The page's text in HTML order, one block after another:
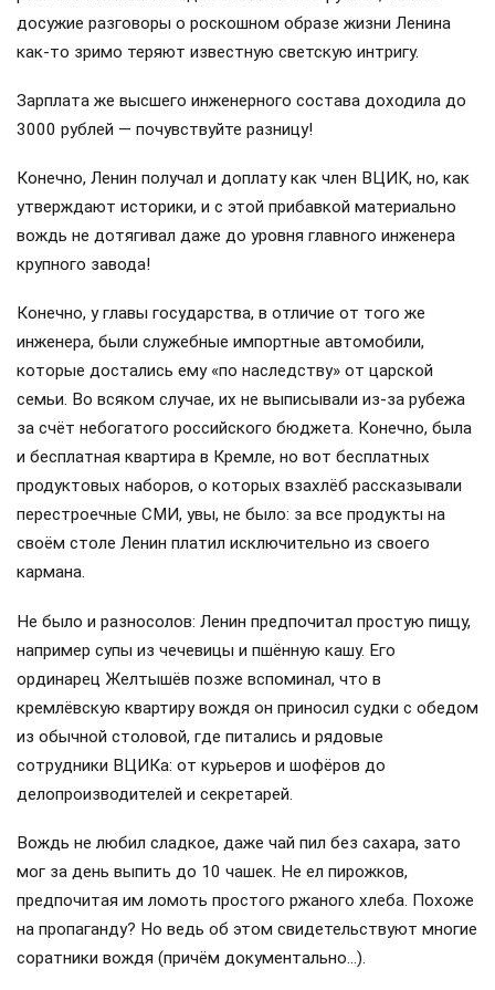
досужие разговоры о роскошном образе жизни Ленина
как-то зримо теряют известную светскую интригу.
Зарплата же высшего инженерного состава доходила до
3000 рублей — почувствуйте разницу!
Конечно, Ленин получал и доплату как член ВЦИК, но, как
утверждают историки, и с этой прибавкой материально
вождь не дотягивал даже до уровня главного инженера
крупного завода!
Конечно, у главы государства, в отличие от того же
инженера, были служебные импортные автомобили,
которые достались ему «по наследству» от царской
семьи. Во всяком случае, их не выписывали из-за рубежа
за счёт небогатого российского бюджета. Конечно, была
и бесплатная квартира в Кремле, но вот бесплатных
продуктовых наборов, о которых взахлёб рассказывали
перестроечные СМИ, увы, не было: за все продукты на
своём столе Ленин платил исключительно из своего
кармана.
Не было и разносолов: Ленин предпочитал простую пищу,
например супы из чечевицы и пшённую кашу. Его
ординарец Желтышёв позже вспоминал, что в
кремлёвскую квартиру вождя он приносил судки с обедом
из обычной столовой, где питались и рядовые
сотрудники ВЦИКа: от курьеров и шофёров до
делопроизводителей и секретарей.
Вождь не любил сладкое, даже чай пил без сахара, зато
мог за день выпить до 10 чашек. Не ел пирожков,
предпочитая им ломоть простого ржаного хлеба. Похоже
на пропаганду? Но ведь об этом свидетельствуют многие
соратники вождя (причём документально…).